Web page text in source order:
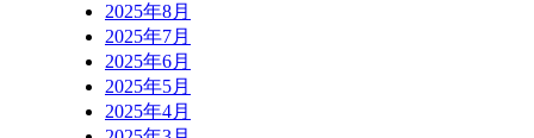
2025年8月
2025年7月
2025年6月
2025年5月
2025年4月